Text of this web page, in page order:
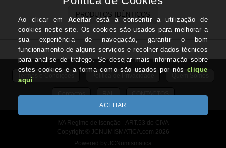
PRODUTOS IDÊNTICOS
Termos e Condições Quem Somos
Contactos RAL CONTACTOS
IVA Regime de Isenção - ART.53 do CIVA
Copyright © JCNUMISMATICA.com 2026
Powered by JCNumismatica